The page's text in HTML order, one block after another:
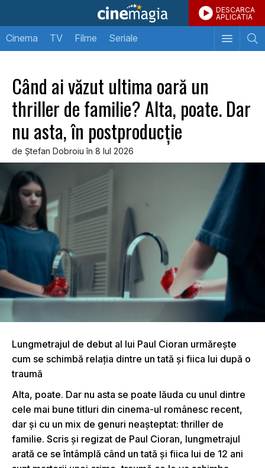
DESCARCA
APLICATIA
Cinema TV Filme Seriale
Când ai văzut ultima oară un
thriller de familie? Alta, poate. Dar
nu asta, în postproducţie
de Ştefan Dobroiu în 8 Iul 2026
Lungmetrajul de debut al lui Paul Cioran urmăreşte
cum se schimbă relaţia dintre un tată şi fiica lui după o
traumă
Alta, poate. Dar nu asta se poate lăuda cu unul dintre
cele mai bune titluri din cinema-ul românesc recent,
dar şi cu un mix de genuri neaşteptat: thriller de
familie. Scris și regizat de Paul Cioran, lungmetrajul
arată ce se întâmplă când un tată şi fiica lui de 12 ani